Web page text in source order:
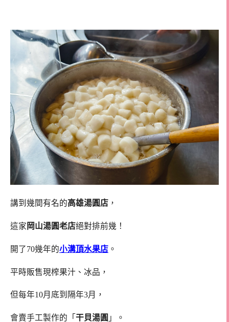
講到幾間有名的高雄湯圓店 ，
這家 岡山湯圓老店絕對排前幾！
開了70幾年的小溝頂水果店 。
平時販售現榨果汁、冰品，
但每年10月底到隔年3月，
會賣手工製作的「 干貝湯圓 」。